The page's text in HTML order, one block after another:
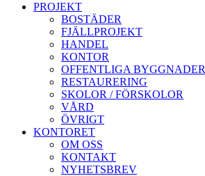
PROJEKT
BOSTÄDER
FJÄLLPROJEKT
HANDEL
KONTOR
OFFENTLIGA BYGGNADER
RESTAURERING
SKOLOR / FÖRSKOLOR
VÅRD
ÖVRIGT
KONTORET
OM OSS
KONTAKT
NYHETSBREV